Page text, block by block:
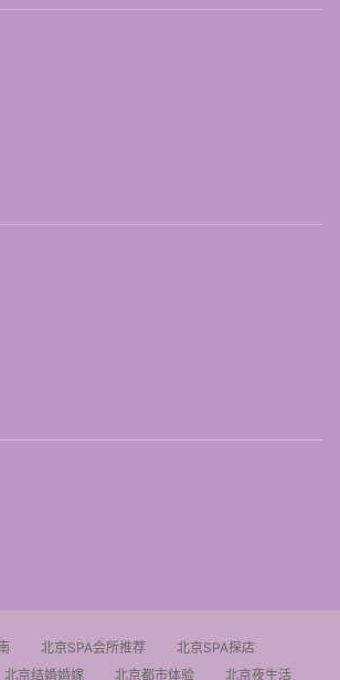
北京SPA会所推荐
北京SPA探店
北京结婚婚嫁 北京都市体验 北京夜生活